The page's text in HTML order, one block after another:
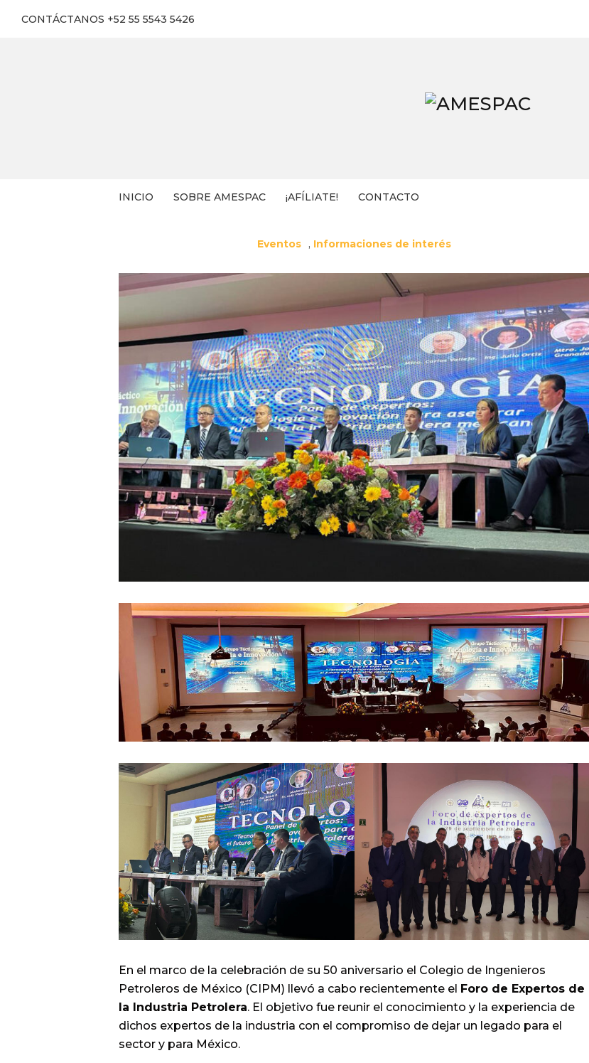
CONTÁCTANOS +52 55 5543 5426
INICIO SOBRE AMESPAC ¡AFÍLIATE! CONTACTO
Eventos , Informaciones de interés
En el marco de la celebración de su 50 aniversario el Colegio de Ingenieros
Petroleros de México (CIPM) llevó a cabo recientemente el Foro de Expertos de
la Industria Petrolera. El objetivo fue reunir el conocimiento y la experiencia de
dichos expertos de la industria con el compromiso de dejar un legado para el
sector y para México.